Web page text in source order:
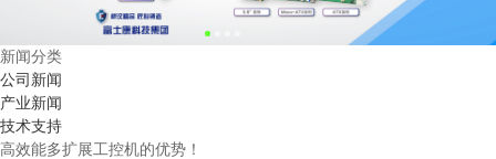
新闻分类
公司新闻
产业新闻
技术支持
高效能多扩展工控机的优势！